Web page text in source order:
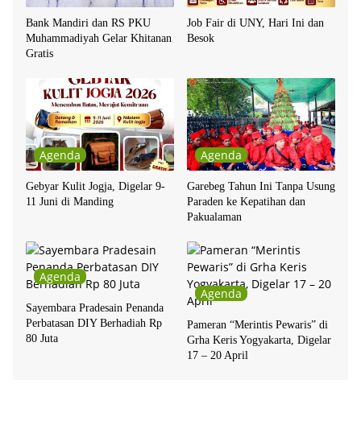
Bank Mandiri dan RS PKU
Muhammadiyah Gelar Khitanan
Gratis
Job Fair di UNY, Hari Ini dan
Besok
Agenda
Gebyar Kulit Jogja, Digelar 9-
11 Juni di Manding
Agenda
Garebeg Tahun Ini Tanpa Usung
Paraden ke Kepatihan dan
Pakualaman
Agenda
Sayembara Pradesain Penanda
Perbatasan DIY Berhadiah Rp
80 Juta
Agenda
Pameran “Merintis Pewaris” di
Grha Keris Yogyakarta, Digelar
17 – 20 April